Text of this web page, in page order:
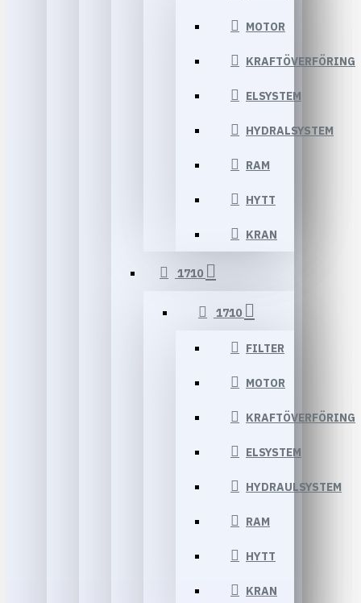
MOTOR
KRAFTÖVERFÖRING
ELSYSTEM
HYDRALSYSTEM
RAM
HYTT
KRAN
1710
1710
FILTER
MOTOR
KRAFTÖVERFÖRING
ELSYSTEM
HYDRAULSYSTEM
RAM
HYTT
KRAN